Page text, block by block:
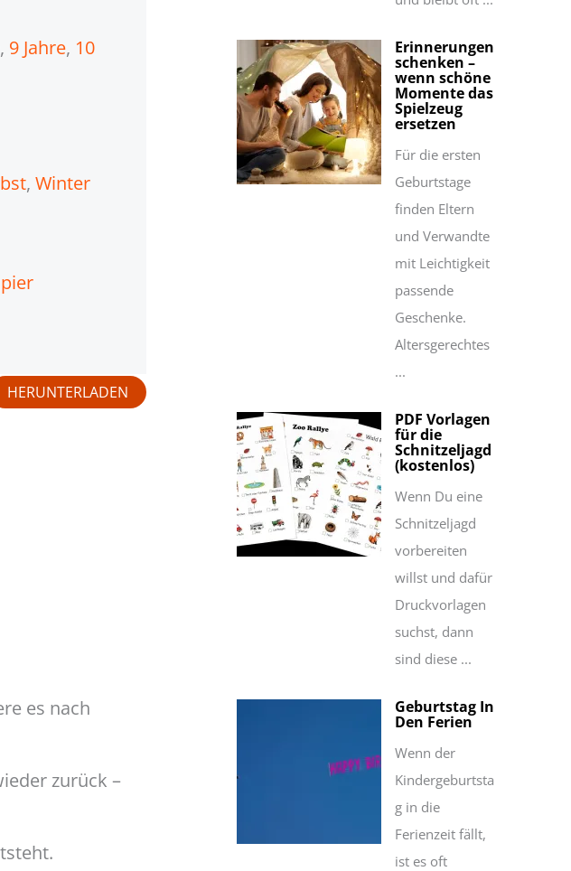
, 9 Jahre, 10
, Winter
HERUNTERLADEN
es nach
zurück –
Erinnerungen
schenken –
wenn schöne
Momente das
Spielzeug
ersetzen
Für die ersten
Geburtstage
finden Eltern
und Verwandte
mit Leichtigkeit
passende
Geschenke.
Altersgerechtes
...
PDF Vorlagen
für die
Schnitzeljagd
(kostenlos)
Wenn Du eine
Schnitzeljagd
vorbereiten
willst und dafür
Druckvorlagen
suchst, dann
sind diese ...
Geburtstag In
Den Ferien
Wenn der
Kindergeburtsta
g in die
Ferienzeit fällt,
ist es oft